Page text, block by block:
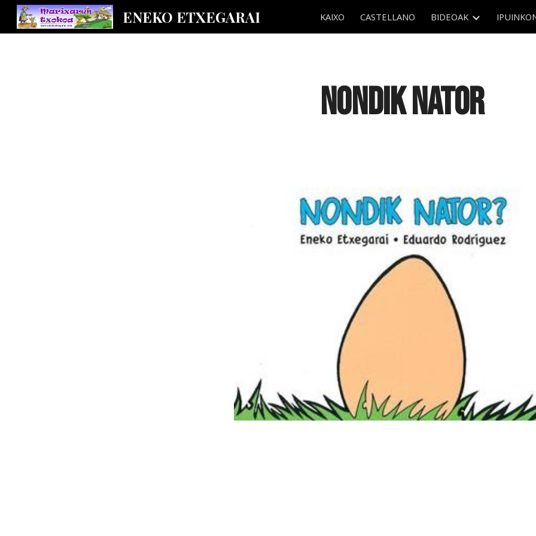
Skip to main content Skip to
ENEKO ETXEGARAI KAIXO CASTELLANO BIDEOAK
NONDIK NATOR